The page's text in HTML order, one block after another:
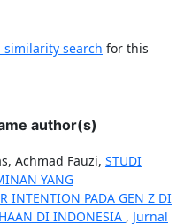
similarity search for this
author(s)
Achmad Fauzi, STUDI
YANG
INTENTION PADA GEN Z DI
DI INDONESIA , Jurnal